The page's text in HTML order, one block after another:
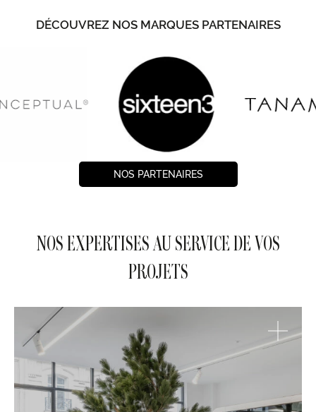
DÉCOUVREZ NOS MARQUES PARTENAIRES
NOS PARTENAIRES
NOS EXPERTISES AU SERVICE DE VOS
PROJETS